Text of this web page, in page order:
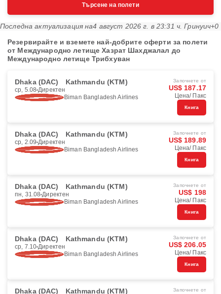
Търсене на полети
Последна актуализация на4 август 2026 г. в 23:31 ч. Гринуич+0
Резервирайте и вземете най-добрите оферти за полети
от Международно летище Хазрат Шахджалал до
Международно летище Трибхуван
Dhaka (DAC) Kathmandu (KTM)
ср, 5.08 Директен
Biman Bangladesh Airlines
Започнете от
US$ 187.17
Цена/ Пакс
Книга
Dhaka (DAC) Kathmandu (KTM)
ср, 2.09 Директен
Biman Bangladesh Airlines
Започнете от
US$ 189.89
Цена/ Пакс
Книга
Dhaka (DAC) Kathmandu (KTM)
пн, 31.08 Директен
Biman Bangladesh Airlines
Започнете от
US$ 198
Цена/ Пакс
Книга
Dhaka (DAC) Kathmandu (KTM)
ср, 7.10 Директен
Biman Bangladesh Airlines
Започнете от
US$ 206.05
Цена/ Пакс
Книга
Dhaka (DAC) Kathmandu (KTM) Започнете от